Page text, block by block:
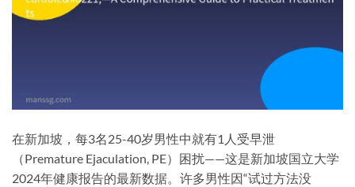
在新加坡，每3名25-40岁男性中就有1人受早泄
（Premature Ejaculation, PE）困扰——这是新加坡国立大学
2024年健康报告的最新数据。许多男性因“试过方法没